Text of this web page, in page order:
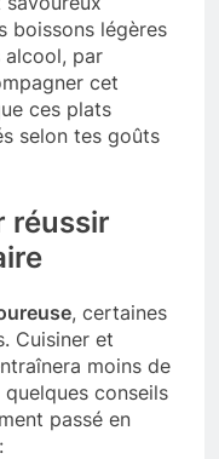
boissons légères
alcool, par
cet
ces plats
selon tes goûts
réussir
, certaines
Cuisiner et
moins de
conseils
passé en